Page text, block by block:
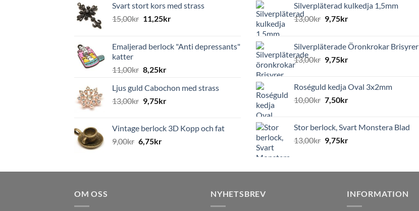
Svart stort kors med strass
15,00kr 11,25kr
Emaljerad berlock "Anti depressants"
katter
11,00kr 8,25kr
Ljus guld Cabochon med strass
13,00kr 9,75kr
Vintage berlock 3D Kopp och fat
9,00kr 6,75kr
Silverpläterad kulkedja 1,5mm
13,00kr 9,75kr
Silverpläterade Öronkrokar Brisyrer
13,00kr 9,75kr
Roséguld kedja Oval 3x2mm
10,00kr 7,50kr
Stor berlock, Svart Monstera Blad
13,00kr 9,75kr
OM OSS NYHETSBREV INFORMATION